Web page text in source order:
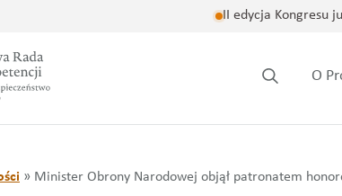
II edycja Kongresu
O
» Minister Obrony Narodowej objął patronatem